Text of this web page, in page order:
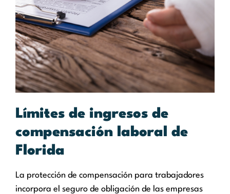
Límites de ingresos de
compensación laboral de
Florida
La protección de compensación para trabajadores
incorpora el seguro de obligación de las empresas